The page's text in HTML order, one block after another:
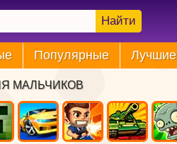
Найти
Популярные Лучшие
МАЛЬЧИКОВ